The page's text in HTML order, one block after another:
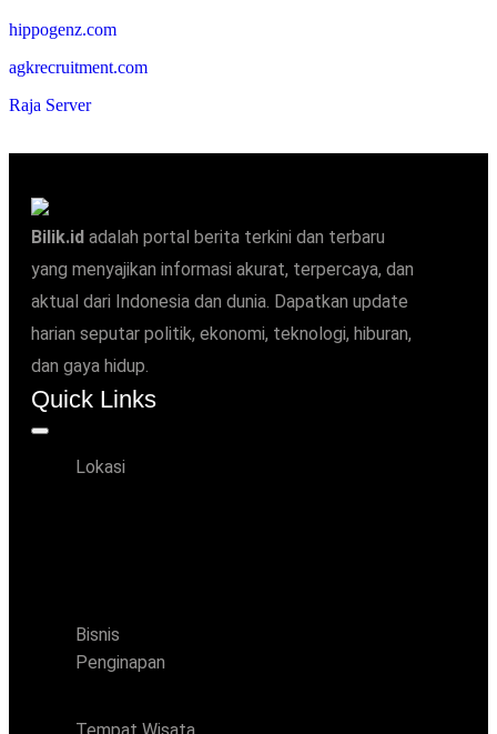
hippogenz.com
agkrecruitment.com
Raja Server
Bilik.id adalah portal berita terkini dan terbaru
yang menyajikan informasi akurat, terpercaya, dan
aktual dari Indonesia dan dunia. Dapatkan update
harian seputar politik, ekonomi, teknologi, hiburan,
dan gaya hidup.
Quick Links
Lokasi
Bisnis
Penginapan